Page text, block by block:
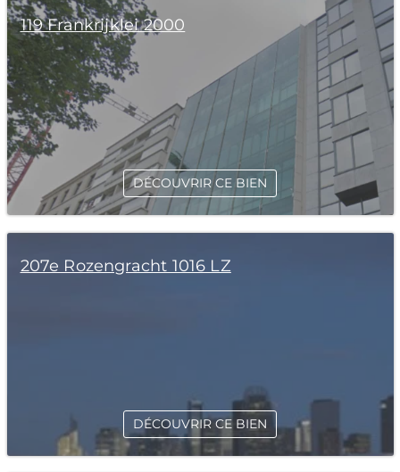
119 Frankrijklei 2000
DÉCOUVRIR CE BIEN
207e Rozengracht 1016 LZ
DÉCOUVRIR CE BIEN